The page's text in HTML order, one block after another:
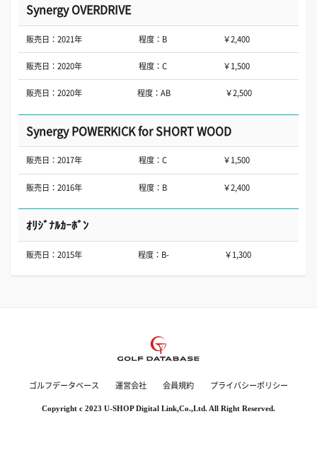
Synergy OVERDRIVE
販売日：2021年 程度：B ￥2,400
販売日：2020年 程度：C ￥1,500
販売日：2020年 程度：AB ￥2,500
Synergy POWERKICK for SHORT WOOD
販売日：2017年 程度：C ￥1,500
販売日：2016年 程度：B ￥2,400
ｵﾘｼﾞﾅﾙｶｰﾎﾞﾝ
販売日：2015年 程度：B- ￥1,300
ゴルフデータベース 運営会社 会員規約 プライバシーポリシー
Copyright c 2023 U-SHOP Digital Link,Co.,Ltd. All Right Reserved.